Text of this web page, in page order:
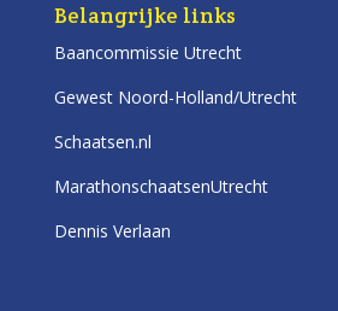
Belangrijke links
Baancommissie Utrecht
Gewest Noord-Holland/Utrecht
Schaatsen.nl
MarathonschaatsenUtrecht
Dennis Verlaan